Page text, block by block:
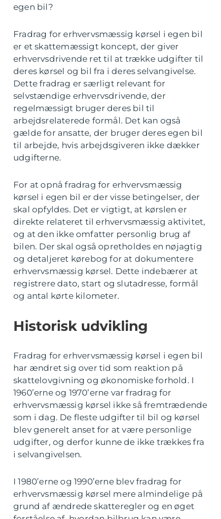
egen bil?
Fradrag for erhvervsmæssig kørsel i egen bil
er et skattemæssigt koncept, der giver
erhvervsdrivende ret til at trække udgifter til
deres kørsel og bil fra i deres selvangivelse.
Dette fradrag er særligt relevant for
selvstændige erhvervsdrivende, der
regelmæssigt bruger deres bil til
arbejdsrelaterede formål. Det kan også
gælde for ansatte, der bruger deres egen bil
til arbejde, hvis arbejdsgiveren ikke dækker
udgifterne.
For at opnå fradrag for erhvervsmæssig
kørsel i egen bil er der visse betingelser, der
skal opfyldes. Det er vigtigt, at kørslen er
direkte relateret til erhvervsmæssig aktivitet,
og at den ikke omfatter personlig brug af
bilen. Der skal også opretholdes en nøjagtig
og detaljeret kørebog for at dokumentere
erhvervsmæssig kørsel. Dette indebærer at
registrere dato, start og slutadresse, formål
og antal kørte kilometer.
Historisk udvikling
Fradrag for erhvervsmæssig kørsel i egen bil
har ændret sig over tid som reaktion på
skattelovgivning og økonomiske forhold. I
1960’erne og 1970’erne var fradrag for
erhvervsmæssig kørsel ikke så fremtrædende
som i dag. De fleste udgifter til bil og kørsel
blev generelt anset for at være personlige
udgifter, og derfor kunne de ikke trækkes fra
i selvangivelsen.
I 1980’erne og 1990’erne blev fradrag for
erhvervsmæssig kørsel mere almindelige på
grund af ændrede skatteregler og en øget